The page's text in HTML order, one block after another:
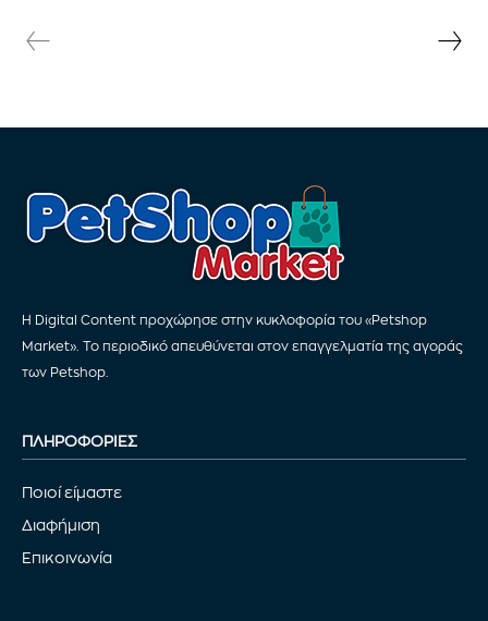
Η Digital Content προχώρησε στην κυκλοφορία του «Petshop
Market». Το περιοδικό απευθύνεται στον επαγγελματία της αγοράς
των Petshop.
ΠΛΗΡΟΦΟΡΙΕΣ
Ποιοί είμαστε
Διαφήμιση
Επικοινωνία